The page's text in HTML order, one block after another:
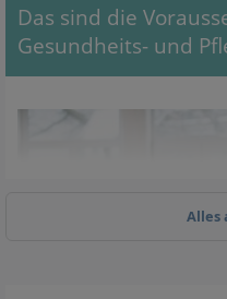
Das sind die
Gesundheits- und
Alles